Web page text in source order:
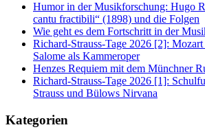
Humor in der Musikforschung: Hugo
cantu fractibili“ (1898) und die Folgen
Wie geht es dem Fortschritt in der
Richard-Strauss-Tage 2026 [2]: Mozart
Salome als Kammeroper
Henzes Requiem mit dem Münchner
Richard-Strauss-Tage 2026 [1]:
Strauss und Bülows Nirvana
Kategorien